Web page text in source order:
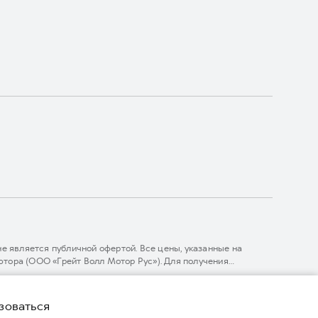
публичной офертой. Все цены, указанные на
(ООО «Грейт Волл Мотор Рус»). Для получения
линии 8 (800) 511-59-86, либо на сайте. Опубликованная на
характер. При наличии расхождений в условиях,
ООО «Грейт Волл Мотор Рус» оставляет за собой право